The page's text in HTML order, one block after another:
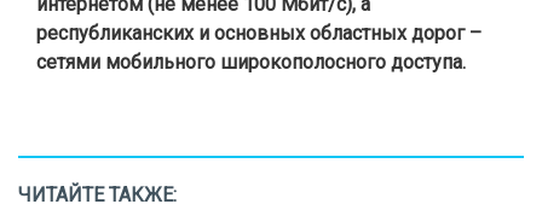
республиканских и основных областных дорог –
сетями мобильного широкополосного доступа.
ЧИТАЙТЕ ТАКЖЕ: